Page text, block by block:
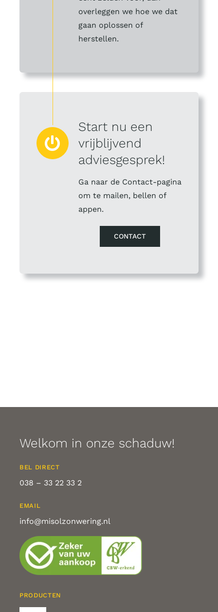
overleggen we hoe we dat
gaan oplossen of
herstellen.
Start nu een
vrijblijvend
adviesgesprek!
Ga naar de Contact-pagina
om te mailen, bellen of
appen.
CONTACT
Welkom in onze schaduw!
BEL DIRECT
038 – 33 22 33 2
EMAIL
info@misolzonwering.nl
PRODUCTEN